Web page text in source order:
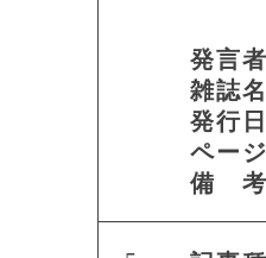
発言者
雑誌名
発行日
ページ
備 考